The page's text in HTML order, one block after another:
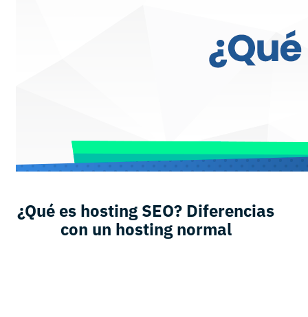
¿Qué es hosting SEO? Diferencias
con un hosting normal